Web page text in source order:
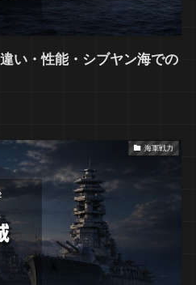
い・性能・シブヤン海での
海軍戦力